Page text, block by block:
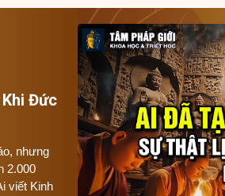
Đức
nhưng
2.000
viết Kinh